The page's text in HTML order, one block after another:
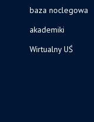
baza noclegowa
akademiki
Wirtualny UŚ